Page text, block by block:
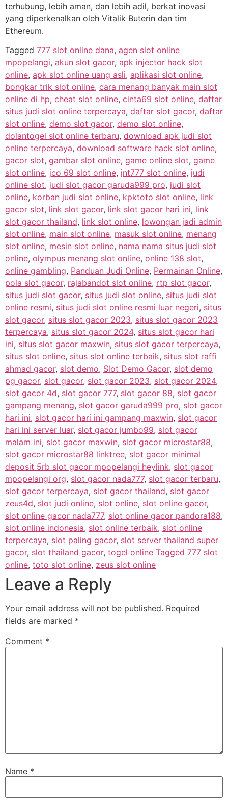
terhubung, lebih aman, dan lebih adil, berkat inovasi
yang diperkenalkan oleh Vitalik Buterin dan tim
Ethereum.
Tagged 777 slot online dana, agen slot online
mpopelangi, akun slot gacor, apk injector hack slot
online, apk slot online uang asli, aplikasi slot online,
bongkar trik slot online, cara menang banyak main slot
online di hp, cheat slot online, cinta69 slot online, daftar
situs judi slot online terpercaya, daftar slot gacor, daftar
slot online, demo slot gacor, demo slot online,
dolantogel slot online terbaru, download apk judi slot
online terpercaya, download software hack slot online,
gacor slot, gambar slot online, game online slot, game
slot online, jco 69 slot online, jnt777 slot online, judi
online slot, judi slot gacor garuda999 pro, judi slot
online, korban judi slot online, kpktoto slot online, link
gacor slot, link slot gacor, link slot gacor hari ini, link
slot gacor thailand, link slot online, lowongan jadi admin
slot online, main slot online, masuk slot online, menang
slot online, mesin slot online, nama nama situs judi slot
online, olympus menang slot online, online 138 slot,
online gambling, Panduan Judi Online, Permainan Online,
pola slot gacor, rajabandot slot online, rtp slot gacor,
situs judi slot gacor, situs judi slot online, situs judi slot
online resmi, situs judi slot online resmi luar negeri, situs
slot gacor, situs slot gacor 2023, situs slot gacor 2023
terpercaya, situs slot gacor 2024, situs slot gacor hari
ini, situs slot gacor maxwin, situs slot gacor terpercaya,
situs slot online, situs slot online terbaik, situs slot raffi
ahmad gacor, slot demo, Slot Demo Gacor, slot demo
pg gacor, slot gacor, slot gacor 2023, slot gacor 2024,
slot gacor 4d, slot gacor 777, slot gacor 88, slot gacor
gampang menang, slot gacor garuda999 pro, slot gacor
hari ini, slot gacor hari ini gampang maxwin, slot gacor
hari ini server luar, slot gacor jumbo99, slot gacor
malam ini, slot gacor maxwin, slot gacor microstar88,
slot gacor microstar88 linktree, slot gacor minimal
deposit 5rb slot gacor mpopelangi heylink, slot gacor
mpopelangi org, slot gacor nada777, slot gacor terbaru,
slot gacor terpercaya, slot gacor thailand, slot gacor
zeus4d, slot judi online, slot online, slot online gacor,
slot online gacor nada777, slot online gacor pandora188,
slot online indonesia, slot online terbaik, slot online
terpercaya, slot paling gacor, slot server thailand super
gacor, slot thailand gacor, togel online Tagged 777 slot
online, toto slot online, zeus slot online
Leave a Reply
Your email address will not be published. Required
fields are marked *
Comment *
Name *